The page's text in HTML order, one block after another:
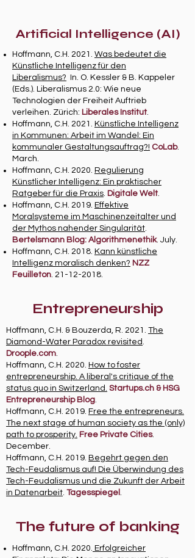
Artificial Intelligence (AI)
Hoffmann, C.H. 2021. Was bedeutet die
Künstliche Intelligenz für den
Liberalismus? In. O. Kessler & B. Kappeler
(Eds.). Liberalismus 2.0: Wie neue
Technologien der Freiheit Auftrieb
verleihen. Zürich: Liberales Institut.
Hoffmann, C.H. 2021. Künstliche Intelligenz
in Kommunen: Arbeit im Wandel: Ein
kommunaler Gestaltungsauftrag?! CoLab.
March.
Hoffmann, C.H. 2020. Regulierung
Künstlicher Intelligenz: Ein praktischer
Ratgeber für die Praxis. Digitale Welt.
Hoffmann, C.H. 2019. Effektive
Moralsysteme im Maschinenzeitalter und
der Mythos nahender Singularität.
Bertelsmann Blog: Algorithmenethik. July.
Hoffmann, C.H. 2018. Kann künstliche
Intelligenz moralisch denken? NZZ
Feuilleton. 21-12-2018.
Entrepreneurship
Hoffmann, C.H. & Bouzerda, R. 2021. The
Diamond-Water Paradox revisited.
Droople.com.
Hoffmann, C.H. 2020. How to foster
entrepreneurship. A liberal's critique of the
status quo in Switzerland. Startups.ch & HSG
Entrepreneurship Blog.
Hoffmann, C.H. 2019. Free the entrepreneurs.
The next stage of human society as the (only)
path to prosperity. Free Private Cities.
December.
Hoffmann, C.H. 2019. Begehrt gegen den
Tech-Feudalismus auf! Die Überwindung des
Tech-Feudalismus und die Zukunft der Arbeit
in Datenarbeit. Tagesspiegel .
The future of banking
Hoffmann, C.H. 2020. Erfolgreicher